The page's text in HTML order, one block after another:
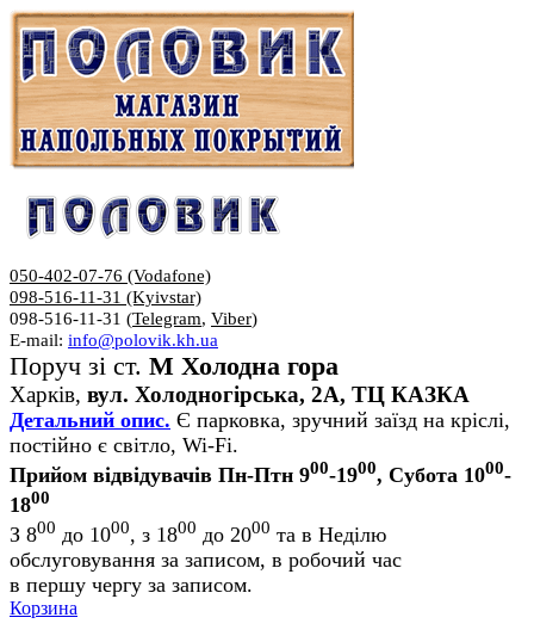
050-402-07-76 (Vodafone)
098-516-11-31 (Kyivstar)
098-516-11-31 (Telegram, Viber)
E-mail: info@polovik.kh.ua
Поруч зі ст. М Холодна гора
Харків, вул. Холодногірська, 2А, ТЦ КАЗКА
Детальний опис. Є парковка, зручний заїзд на кріслі,
постійно є світло, Wi-Fi.
Прийом відвідувачів Пн-Птн 900-1900, Субота 1000-
1800
З 800 до 1000, з 1800 до 2000 та в Неділю
обслуговування за записом, в робочий час
в першу чергу за записом.
Корзина